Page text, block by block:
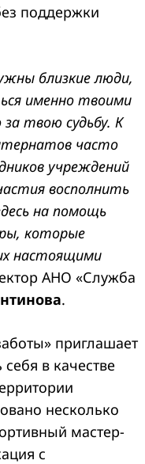
поддержки
близкие люди,
именно твоими
твою судьбу. К
часто
учреждений
восполнить
на помощь
которые
настоящими
АНО «Служба
.
приглашает
в качестве
несколько
мастер-
с